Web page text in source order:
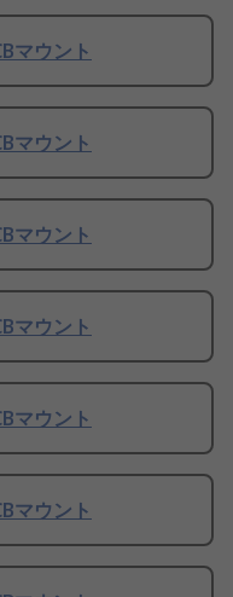
マウント
マウント
マウント
マウント
マウント
マウント